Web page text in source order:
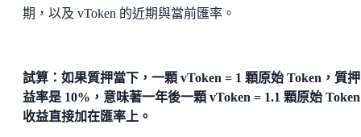
期，以及 vToken 的近期與當前匯率。
試算：如果質押當下，一顆 vToken = 1 顆原始 Token，質
益率是 10%，意味著一年後一顆 vToken = 1.1 顆原始
收益直接加在匯率上。